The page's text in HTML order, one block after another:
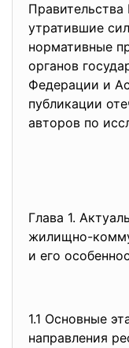
утратившие
нормативные
органов
Федерации и
публикации
авторов по
Глава 1.
жилищно-
и его
1.1 Основные
направления